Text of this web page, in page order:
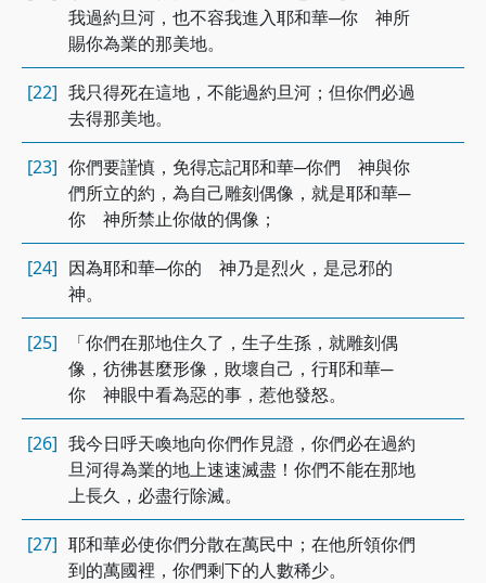
我過約旦河，也不容我進入耶和華─你 神所
賜你為業的那美地。
[22] 我只得死在這地，不能過約旦河；但你們必過
去得那美地。
[23] 你們要謹慎，免得忘記耶和華─你們 神與你
們所立的約，為自己雕刻偶像，就是耶和華─
你 神所禁止你做的偶像；
[24] 因為耶和華─你的 神乃是烈火，是忌邪的
神。
[25]
「你們在那地住久了，生子生孫，就雕刻偶
像，彷彿甚麼形像，敗壞自己，行耶和華─
你 神眼中看為惡的事，惹他發怒。
[26] 我今日呼天喚地向你們作見證，你們必在過約
旦河得為業的地上速速滅盡！你們不能在那地
上長久，必盡行除滅。
[27] 耶和華必使你們分散在萬民中；在他所領你們
到的萬國裡，你們剩下的人數稀少。